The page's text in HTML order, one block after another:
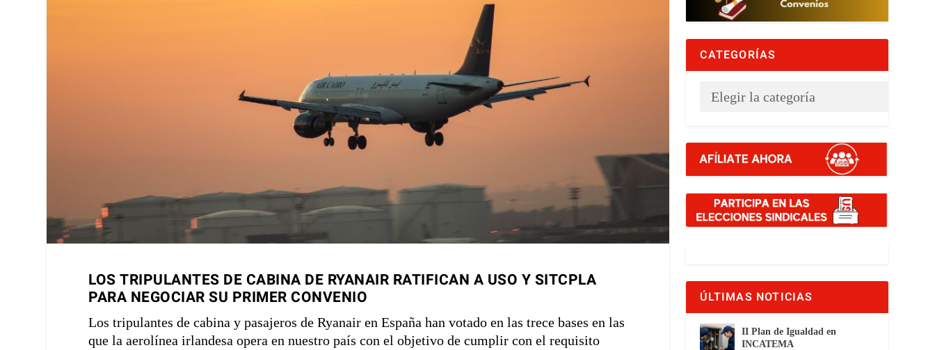
LOS TRIPULANTES DE CABINA DE RYANAIR RATIFICAN A USO Y SITCPLA
PARA NEGOCIAR SU PRIMER CONVENIO
Los tripulantes de cabina y pasajeros de Ryanair en España han votado en las trece bases en las
que la aerolínea irlandesa opera en nuestro país con el objetivo de cumplir con el requisito
CATEGORÍAS
ÚLTIMAS NOTICIAS
II Plan de Igualdad en
INCATEMA